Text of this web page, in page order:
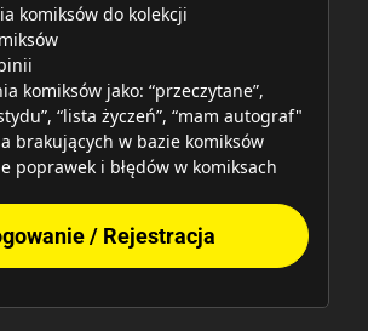
komiksów do kolekcji
komiksów jako: “przeczytane”,
“lista życzeń”, “mam autograf"
brakujących w bazie komiksów
poprawek i błędów w komiksach
/ Rejestracja